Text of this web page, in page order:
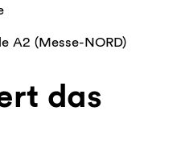
A2 (Messe-NORD)
das